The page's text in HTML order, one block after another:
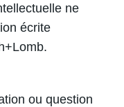
ne
écrite
ou question